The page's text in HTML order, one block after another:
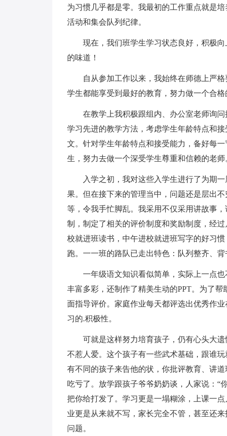
为习惯几乎都是零。我最初的工作重点就是
活动和集会队列纪律。
现在，我们班学生学习状态良好，积极
的味道！
自从参加工作以来，我始终在师德上严
学生都能享受到最好的教育，努力做一个合
在教学上我积极跟组内、办公室老师询
学习先进的教学方法，考虑学生年龄特点和
文。针对学生年龄特点和接受能力，备好每
生，努力去做一个深受学生尊重和信赖的老师
入学之初，我对这些入学生进行了为期
果。但在接下来的管理当中，问题还是层出
等，令我手忙脚乱。我采用不仅采用讲故事
制，制定了相关的评价制度和奖励制度，经
校就进班读书，中午进校就进班写字的好习
跑。一一班的路队已走出特色：队列整齐、背
一年级语文知识看似简单，实际上一点
丰富多彩，还制作了精美生动的PPT。为了
面指导评价。家庭作业每天都评选出优秀作
习的.积极性。
可就是这样努力培育孩子，仍有心头大
不惹人爱。这个孩子有一些武术基础，跟谁
有不同的孩子来告他的状，你批评教育、讲
吃亏了。放学跟孩子爷爷奶奶谈，人家说：“
把你给打发了。学习更是一塌糊涂，上课一
业更是从来就不写，家长完全不管，甚至还
问题。